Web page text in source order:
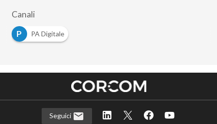
Canali
P
PA Digitale
Seguici